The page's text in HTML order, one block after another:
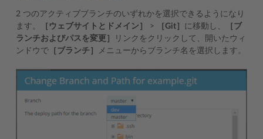
2 つのアクティブブランチのいずれかを選択できるようになり
ます。
［ウェブサイトとドメイン］ > ［Git］ に移動し、
［ブ
ランチおよびパスを変更］
リンクをクリックして、開いたウィ
ンドウで ［ブランチ］ メニューからブランチ名を選択します。